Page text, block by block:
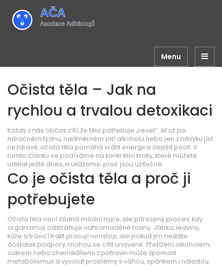
Menu
Očista těla – Jak na
rychlou a trvalou detoxikaci
Každý z nás občas cítí, že tělo potřebuje „reset“. Ať už po
náročném týdnu, nadměrném pití alkoholu nebo jen z návyku jíst
nezdravě, očista těla pomáhá vrátit energii a zlepšit pocit. V
tomto článku se podíváme na konkrétní kroky, které můžete
udělat ještě dnes, a ukážeme, proč jsou užitečné.
Co je očista těla a proč ji
potřebujete
Očista těla není žádná módní hype, ale přirozený proces, kdy
organizmus odstraňuje nahromaděné toxiny. Játrka, ledviny,
kůže a trávicí trakt pracují nonstop, ale pokud jim nedáte
dostatek podpory, mohou se cítit unaveně. Přetížení alkoholem,
cukrem nebo chemikáliemi z potravin může zpomalit
metabolismus a vyvolat problémy s váhou, spánkem i náladou.